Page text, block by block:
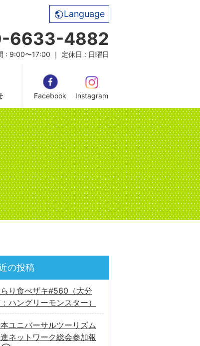
Language
6633-4882
: 9:00〜17:00 ｜ 定休日 : 日曜日
Facebook Instagram
の投稿
り食べザキ#560（大分
ハングリーモンスター）
ユニバーサルツーリズム
ネットワーク総会参加報